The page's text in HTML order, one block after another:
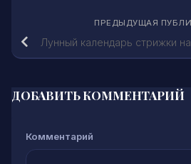
ПРЕДЫДУЩАЯ
Лунный календарь стрижки
ДОБАВИТЬ КОММЕНТАРИЙ
Комментарий